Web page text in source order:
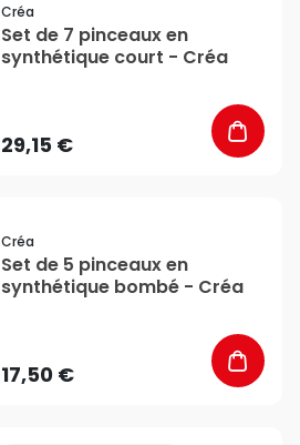
Créa
Set de 7 pinceaux en
synthétique court - Créa
29,15 €
Créa
Set de 5 pinceaux en
synthétique bombé - Créa
17,50 €